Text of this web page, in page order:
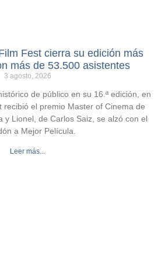
Fest cierra su edición más
más de 53.500 asistentes
3 agosto, 2026
de público en su 16.ª edición, en
recibió el premio Master of Cinema de
y Lionel, de Carlos Saiz, se alzó con el
a Mejor Película.
Leer más...